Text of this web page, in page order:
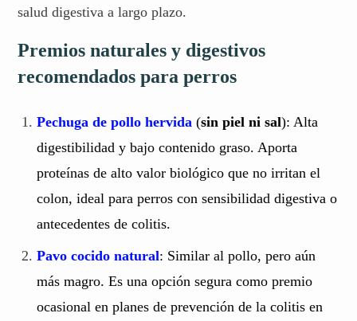
salud digestiva a largo plazo.
Premios naturales y digestivos
recomendados para perros
Pechuga de pollo hervida (sin piel ni sal): Alta
digestibilidad y bajo contenido graso. Aporta
proteínas de alto valor biológico que no irritan el
colon, ideal para perros con sensibilidad digestiva o
antecedentes de colitis.
Pavo cocido natural: Similar al pollo, pero aún
más magro. Es una opción segura como premio
ocasional en planes de prevención de la colitis en